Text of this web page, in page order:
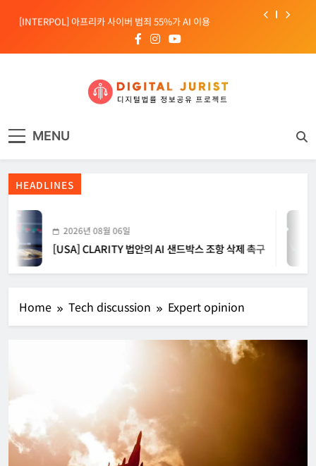
[INTERPOL] 아프리카 사이버 범죄 55%가 AI 이용
[소청백의 노동&사람] 삼성SDS 노동조합 설립을 바라보며
[USA] CLARITY 법안의 AI 샌드박스 조항 삭제 촉구
[INTERPOL] 아프리카 사이버 범죄 55%가 AI 이용
[소청백의 노동&사람] 삼성SDS 노동조합 설립을 바라보며
MENU
HEADLINES
2026년 08월 06일
[USA] CLARITY 법안의 AI 샌드박스 조항 삭제 촉구
Home Tech discussion Expert opinion